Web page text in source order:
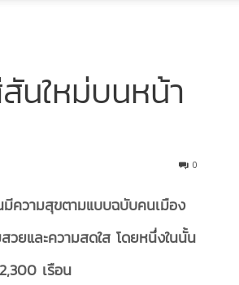
นใหม่บนหน้า
0
มีความสุขตามแบบฉบับคนเมือง
ยและความสดใส โดยหนึ่งในนั้น
เรือน